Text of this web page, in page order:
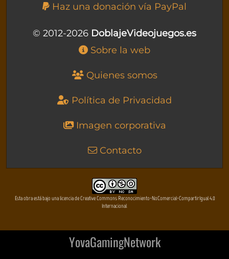
Haz una donación vía PayPal
© 2012-2026 DoblajeVideojuegos.es
Sobre la web
Quienes somos
Política de Privacidad
Imagen corporativa
Contacto
Esta obra está bajo una licencia de Creative Commons Reconocimiento-NoComercial-CompartirIgual 4.0
Internacional
YovaGamingNetwork